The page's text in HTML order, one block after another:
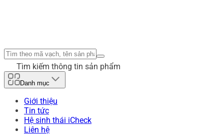
Tìm kiếm thông tin sản phẩm
Danh mục
Giới thiệu
Tin tức
Hệ sinh thái iCheck
Liên hệ